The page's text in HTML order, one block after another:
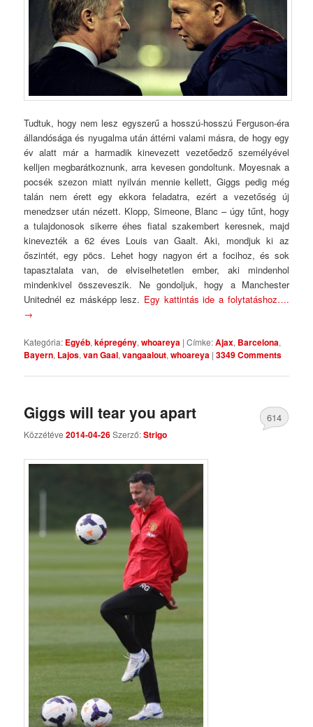
Tudtuk, hogy nem lesz egyszerű a hosszú-hosszú Ferguson-éra
állandósága és nyugalma után áttérni valami másra, de hogy egy
év alatt már a harmadik kinevezett vezetőedző személyével
kelljen megbarátkoznunk, arra kevesen gondoltunk. Moyesnak a
pocsék szezon miatt nyilván mennie kellett, Giggs pedig még
talán nem érett egy ekkora feladatra, ezért a vezetőség új
menedzser után nézett. Klopp, Simeone, Blanc – úgy tűnt, hogy
a tulajdonosok sikerre éhes fiatal szakembert keresnek, majd
kinevezték a 62 éves Louis van Gaalt. Aki, mondjuk ki az
őszintét, egy pöcs. Lehet hogy nagyon ért a focihoz, és sok
tapasztalata van, de elviselhetetlen ember, aki mindenhol
mindenkivel összeveszik. Ne gondoljuk, hogy a Manchester
Unitednél ez másképp lesz. Egy kattintás ide a folytatáshoz….
→
Kategória: Egyéb,képregény,whoareya |Címke:Ajax, Barcelona,
Bayern, Lajos,van Gaal,vangaalout,whoareya |3349 Comments
Giggs will tear you apart
Közzétéve2014-04-26Szerző:Strigo
614